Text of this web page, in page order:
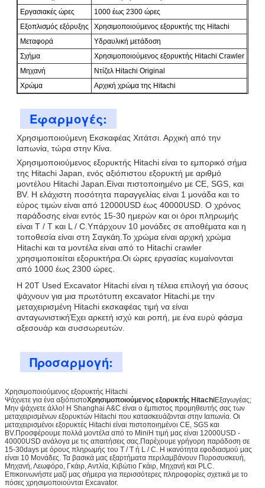
Εργασιακές ώρες
1000 έως 2300 ώρες
Εξοπλισμός εξόρυξης
Χρησιμοποιούμενος εξορυκτής της Hitachi
Μεταφορά
Υδραυλική μετάδοση
Σχήμα
Χρησιμοποιούμενος εξορυκτής Hitachi Crawler
Μηχανή
Ντίζελ Hitachi Original
Χρώμα
Αρχική χρώμα της Hitachi
Εφαρμογές:
Χρησιμοποιούμενη Εκσκαφέας Χιτάτσι. Αρχική από την
Ιαπωνία, τώρα στην Κίνα.
Χρησιμοποιούμενος εξορυκτής Hitachi είναι το εμπορικό σήμα
της Hitachi Japan, ενός αξιόπιστου εξορυκτή με αριθμό
μοντέλου Hitachi Japan.Είναι πιστοποιημένο με CE, SGS, και
BV. Η ελάχιστη ποσότητα παραγγελίας είναι 1 μονάδα και το
εύρος τιμών είναι από 12000USD έως 40000USD. Ο χρόνος
παράδοσης είναι εντός 15-30 ημερών και οι όροι πληρωμής
είναι T / T και L / C.Υπάρχουν 10 μονάδες σε αποθέματα και η
τοποθεσία είναι στη Σαγκάη.Το χρώμα είναι αρχική χρώμα
Hitachi και τα μοντέλα είναι από το Hitachi crawler
χρησιμοποιείται εξορυκτήρα.Οι ώρες εργασίας κυμαίνονται
από 1000 έως 2300 ώρες.
Η 20T Used Excavator Hitachi είναι η τέλεια επιλογή για όσους
ψάχνουν για μια πρωτότυπη excavator Hitachi.με την
μεταχειρισμένη Hitachi εκσκαφέας τιμή να είναι
ανταγωνιστικήΈχει αρκετή ισχύ και ροπή, με ένα ευρύ φάσμα
αξεσουάρ και συσσωρευτών.
Προσαρμογή:
Χρησιμοποιούμενος εξορυκτής Hitachi
Ψάχνετε για ένα αξιόπιστοΧρησιμοποιούμενος εξορυκτής HitachiΕξαγωγέας;
Μην ψάχνετε άλλο! Η Shanghai A&C είναι ο έμπιστος προμηθευτής σας των
μεταχειρισμένων εξορυκτών Hitachi που κατασκευάζονται στην Ιαπωνία. Οι
μεταχειρισμένοι εξορυκτές Hitachi είναι πιστοποιημένοι CE, SGS και
BV.Προσφέρουμε πολλά μοντέλα από το MiniΗ τιμή μας είναι 12000USD -
40000USD ανάλογα με τις απαιτήσεις σας.Παρέχουμε γρήγορη παράδοση σε
15-30days με όρους πληρωμής του T / T ή L / C. Η ικανότητα εφοδιασμού μας
είναι 10 Μονάδες. Τα βασικά μας εξαρτήματα περιλαμβάνουν Πυροσυσκευή,
Μηχανή, Λεωφόρο, Γκάιρ, Αντλία, Κιβώτιο Γκάιρ, Μηχανή και PLC.
Επικοινωνήστε μαζί μας σήμερα για περισσότερες πληροφορίες σχετικά με το
πόσες χρησιμοποιούνται Excavator.